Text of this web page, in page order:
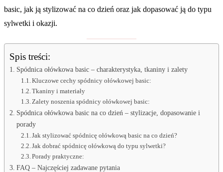
basic, jak ją stylizować na co dzień oraz jak dopasować ją do typu
sylwetki i okazji.
Spis treści:
Spódnica ołówkowa basic – charakterystyka, tkaniny i zalety
Kluczowe cechy spódnicy ołówkowej basic:
Tkaniny i materiały
Zalety noszenia spódnicy ołówkowej basic:
Spódnica ołówkowa basic na co dzień – stylizacje, dopasowanie i
porady
Jak stylizować spódnicę ołówkową basic na co dzień?
Jak dobrać spódnicę ołówkową do typu sylwetki?
Porady praktyczne:
FAQ – Najczęściej zadawane pytania